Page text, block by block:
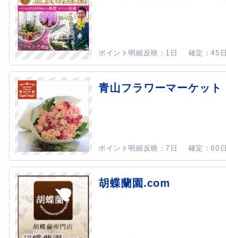
1日 45日
青山フラワーマーケット
7日 60日
胡蝶蘭園.com